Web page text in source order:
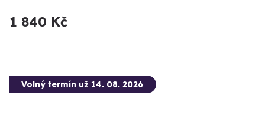
1 840 Kč
Volný termín už 14. 08. 2026